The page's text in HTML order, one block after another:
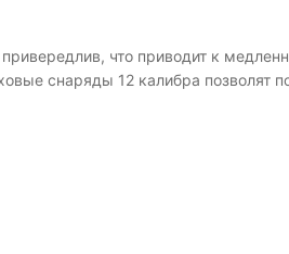
что приводит к
снаряды 12 калибра позволят